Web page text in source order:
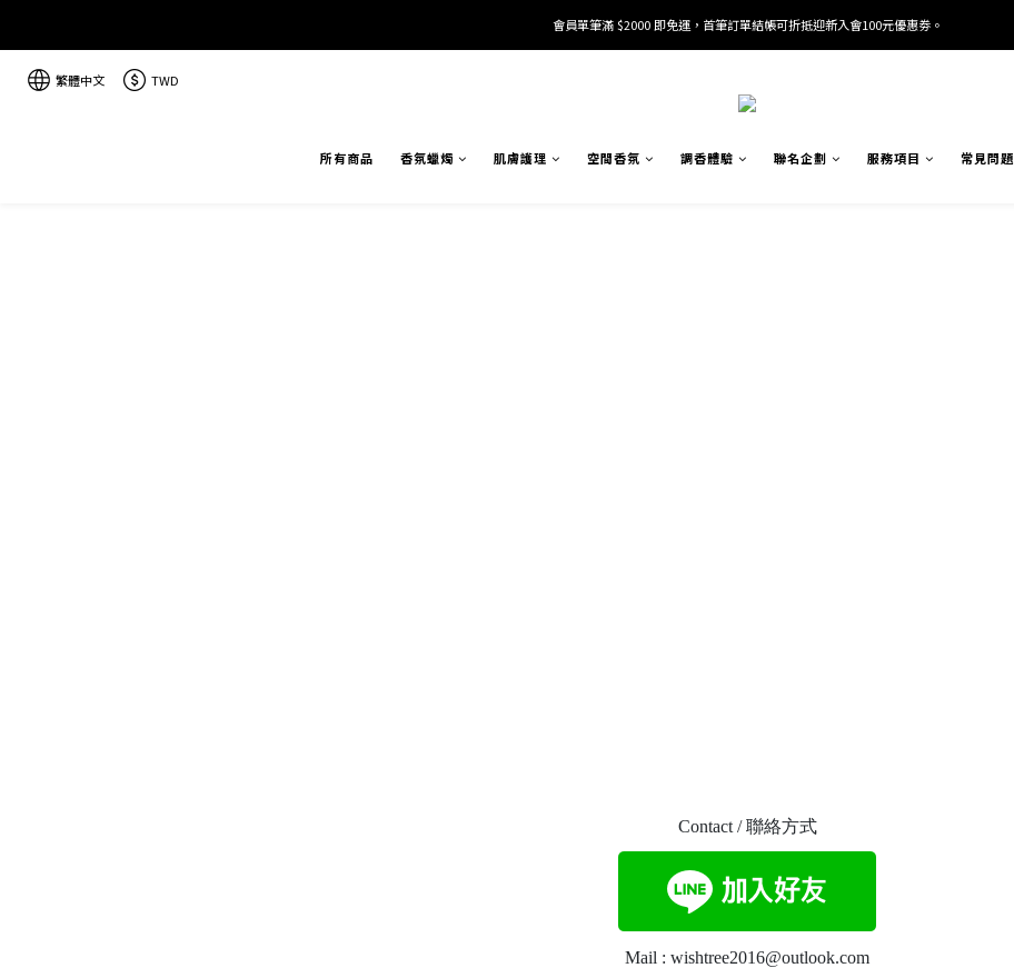
加入/驗證會員並綁定電話號碼，即可獲得百元購物金2張。
會員單筆滿 $2000 即免運，首筆訂單結帳可折抵迎新入會100元優惠劵。
繁體中文 TWD
所有商品 香氛蠟燭 肌膚護理 空間香氛 調香體驗 聯名企劃 服務項目 常見問題
Contact / 聯絡方式
Mail : wishtree2016@outlook.com